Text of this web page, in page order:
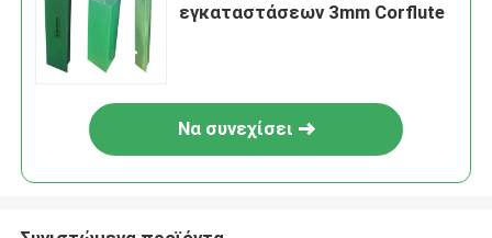
εγκαταστάσεων 3mm Corflute
Να συνεχίσει